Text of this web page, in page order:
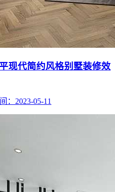
现代简约风格别墅装修效
：2023-05-11